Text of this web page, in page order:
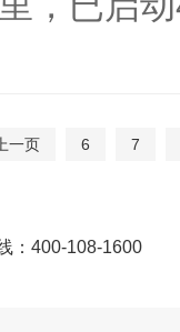
上一页 6 7
：400-108-1600